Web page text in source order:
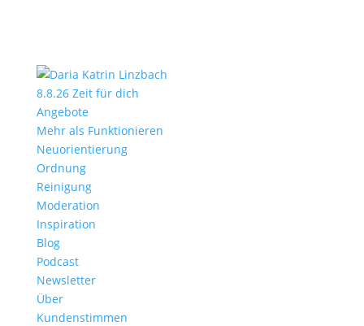
8.8.26 Zeit für dich
Angebote
Mehr als Funktionieren
Neuorientierung
Ordnung
Reinigung
Moderation
Inspiration
Blog
Podcast
Newsletter
Über
Kundenstimmen